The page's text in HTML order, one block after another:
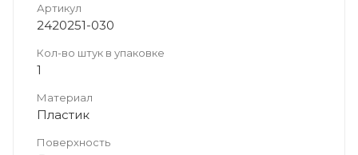
Артикул
2420251-030
Кол-во штук в упаковке
1
Материал
Пластик
Поверхность